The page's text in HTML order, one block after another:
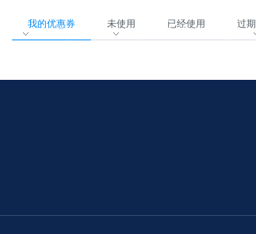
关于我们 解决方案 支持
我的优惠券 未使用 已经使用 过期